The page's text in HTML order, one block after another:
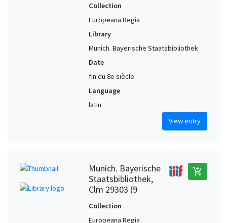
Collection
Europeana Regia
Library
Munich. Bayerische Staatsbibliothek
Date
fin du 8e siècle
Language
latin
View entry
Munich. Bayerische
Staatsbibliothek,
Clm 29303 (9
add_shopping_cart
Collection
Europeana Regia